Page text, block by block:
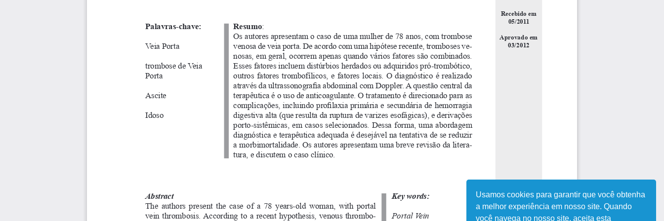
Usamos cookies para garantir que você obtenha
a melhor experiência em nosso site. Quando
você navega no nosso site, aceita esta